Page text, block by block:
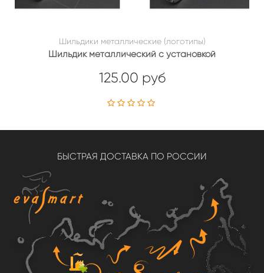
Шильдики металлические (логотипы)
Шильдик металлический с установкой
125.00 руб
БЫСТРАЯ ДОСТАВКА ПО РОССИИ